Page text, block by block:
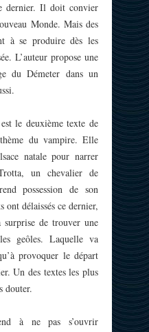
dernier. Il doit convier
Monde. Mais des
à se produire dès les
L’auteur propose une
du Démeter dans un
le deuxième texte de
du vampire. Elle
natale pour narrer
un chevalier de
possession de son
ont délaissés ce dernier,
de trouver une
geôles. Laquelle va
provoquer le départ
Un des textes les plus
douter.
à ne pas s’ouvrir